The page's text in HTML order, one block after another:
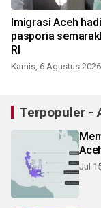
Imigrasi Aceh
pasporia
RI
Kamis, 6 Agustus 2026
Terpopuler -
Jul